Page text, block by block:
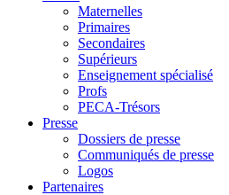
Maternelles
Primaires
Secondaires
Supérieurs
Enseignement spécialisé
Profs
PECA-Trésors
Presse
Dossiers de presse
Communiqués de presse
Logos
Partenaires